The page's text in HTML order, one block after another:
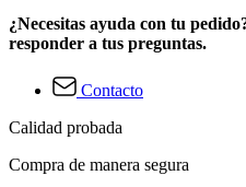
¿Necesitas ayuda con tu
responder a tus preguntas.
Contacto
Calidad probada
Compra de manera segura